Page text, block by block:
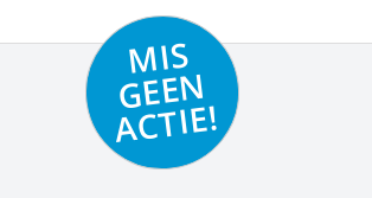
MIS
GEE
N
A
C
TIE!